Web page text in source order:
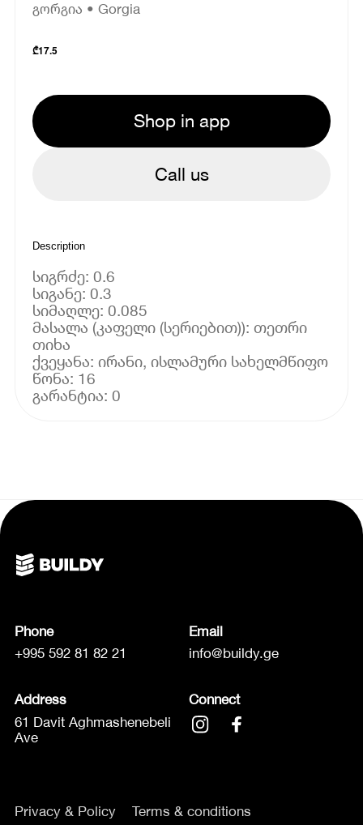
გორგია • Gorgia
₾17.5
Shop in app
Call us
Description
სიგრძე: 0.6
სიგანე: 0.3
სიმაღლე: 0.085
მასალა (კაფელი (სერიებით)): თეთრი
თიხა
ქვეყანა: ირანი, ისლამური სახელმწიფო
წონა: 16
Phone
+995 592 81 82 21
Email
info@buildy.ge
Address
61 Davit Aghmashenebeli
Ave
Connect
Privacy & Policy Terms & conditions